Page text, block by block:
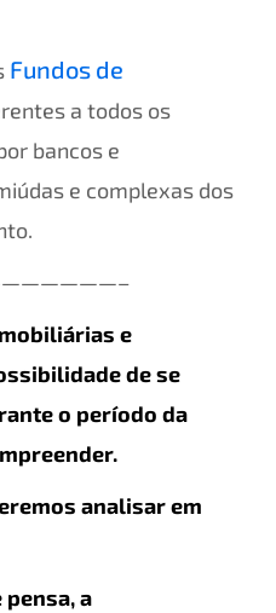
Fundos de
a todos os
bancos e
e complexas dos
e
de se
o período da
analisar em
a